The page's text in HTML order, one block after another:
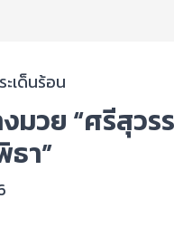
ะเด็นร้อน
มวย “ศรีสุว
า”